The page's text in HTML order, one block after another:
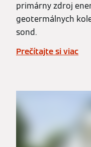
primárny zdroj
geotermálnych
sond.
Prečítajte si viac